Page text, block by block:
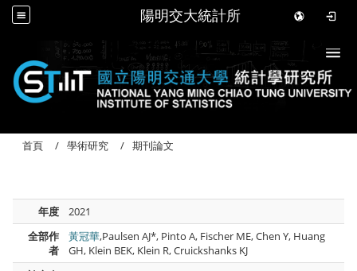
陽明交大統計所
首頁 學術研究 期刊論文
年度
2021
全部作
者
黃冠華,Paulsen AJ*, Pinto A, Fischer ME, Chen Y, Huang
GH, Klein BEK, Klein R, Cruickshanks KJ